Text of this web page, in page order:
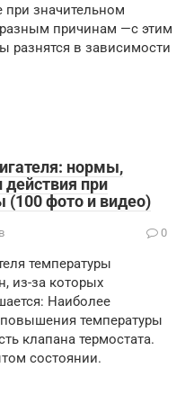
при значительном
причинам —с этим
разнятся в зависимости
нормы,
при
фото и видео)
0
температуры
из-за которых
Наиболее
температуры
клапана термостата.
состоянии.